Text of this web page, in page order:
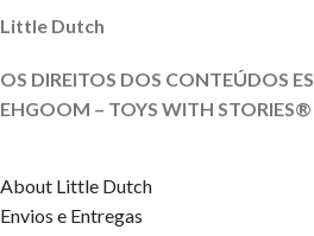
Little Dutch
OS DIREITOS DOS CONTEÚDOS
EHGOOM – TOYS WITH STORIES®️
About Little Dutch
Envios e Entregas